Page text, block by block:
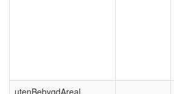
utenBebygdAreal